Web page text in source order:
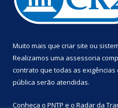
Muito mais que criar site ou
Realizamos uma assessoria
contrato que todas as exigências
pública serão atendidas.
Conheça o PNTP e o Radar da